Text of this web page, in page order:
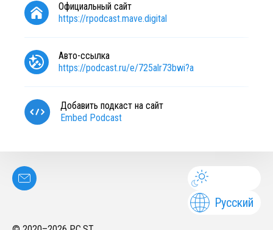
Официальный сайт
https://rpodcast.mave.digital
Авто-ссылка
https://podcast.ru/e/725alr73bwi?a
Добавить подкаст на сайт
Embed Podcast
Русский